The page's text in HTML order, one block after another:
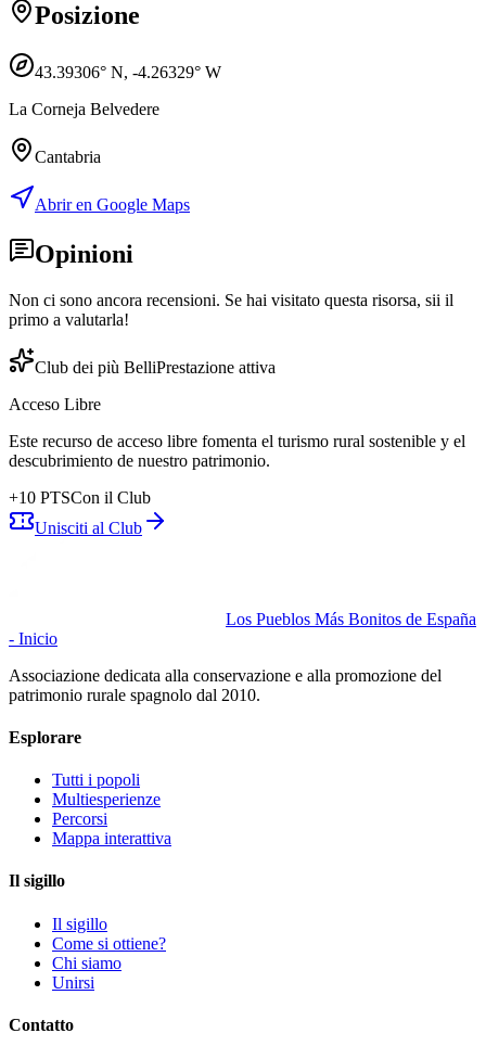
Posizione
43.39306° N, -4.26329° W
La Corneja Belvedere
Cantabria
Abrir en Google Maps
Opinioni
Non ci sono ancora recensioni. Se hai visitato questa risorsa, sii il
primo a valutarla!
Club dei più BelliPrestazione attiva
Acceso Libre
Este recurso de acceso libre fomenta el turismo rural sostenible y el
descubrimiento de nuestro patrimonio.
+10 PTSCon il Club
Unisciti al Club
Los Pueblos Más Bonitos de España
- Inicio
Associazione dedicata alla conservazione e alla promozione del
patrimonio rurale spagnolo dal 2010.
Esplorare
Tutti i popoli
Multiesperienze
Percorsi
Mappa interattiva
Il sigillo
Il sigillo
Come si ottiene?
Chi siamo
Unirsi
Contatto